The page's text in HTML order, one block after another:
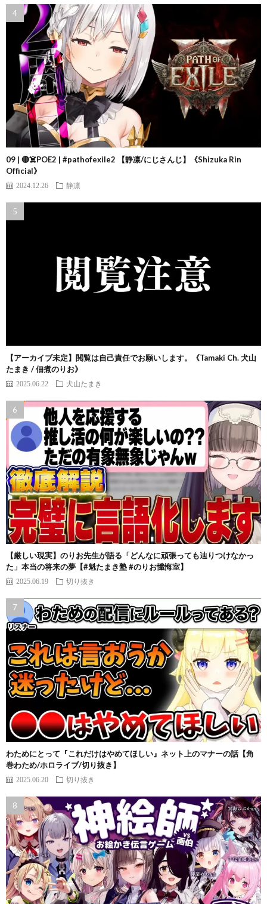
09 | 🔴☠️POE2 | #pathofexile2 【静凛/にじさんじ】《Shizuka Rin
Official》
2024.12.26 静凛
【アーカイブ未定】閲覧は自己責任でお願いします。《Tamaki Ch. 犬山
たまき / 佃煮のりお》
2025.06.22 犬山たまき
【厳しい現実】のりお先生が語る「どんなに頑張っても辿りつけなかっ
た」本当の将来の夢【#魁たまき塾 #のりお懺悔室】
2025.06.19 切り抜き
わためにとって『これだけはやめてほしい』ネット上のマナーの話【角
巻わため/ホロライブ/切り抜き】
2025.06.20 切り抜き